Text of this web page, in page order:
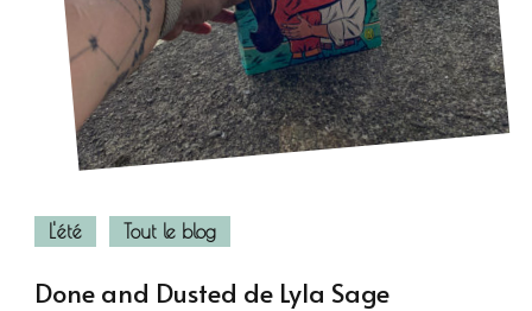
L'été Tout le blog
Done and Dusted de Lyla Sage